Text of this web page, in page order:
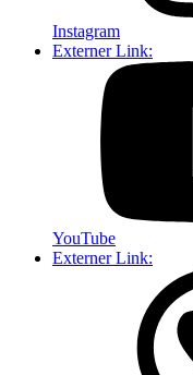
Instagram
Externer Link:
YouTube
Externer Link: